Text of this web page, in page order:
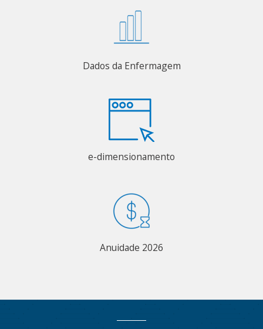
Dados da Enfermagem
e-dimensionamento
Anuidade 2026